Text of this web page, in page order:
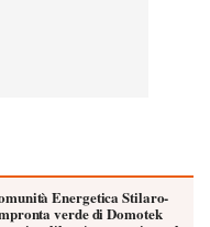
Energetica Stilaro-
verde di Domotek